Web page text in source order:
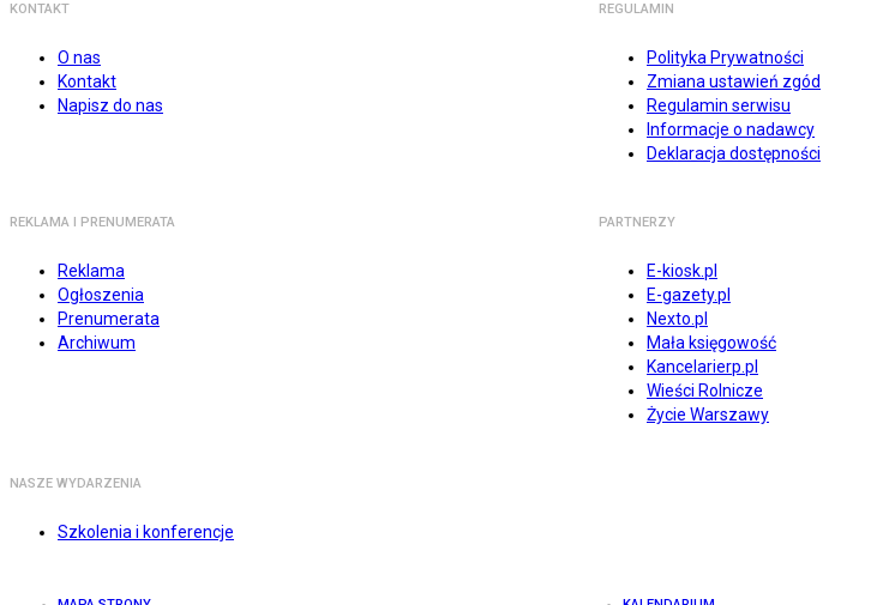
KONTAKT
O nas
Kontakt
Napisz do nas
REGULAMIN
Polityka Prywatności
Zmiana ustawień zgód
Regulamin serwisu
Informacje o nadawcy
Deklaracja dostępności
REKLAMA I PRENUMERATA
Reklama
Ogłoszenia
Prenumerata
Archiwum
PARTNERZY
E-kiosk.pl
E-gazety.pl
Nexto.pl
Mała księgowość
Kancelarierp.pl
Wieści Rolnicze
Życie Warszawy
NASZE WYDARZENIA
Szkolenia i konferencje